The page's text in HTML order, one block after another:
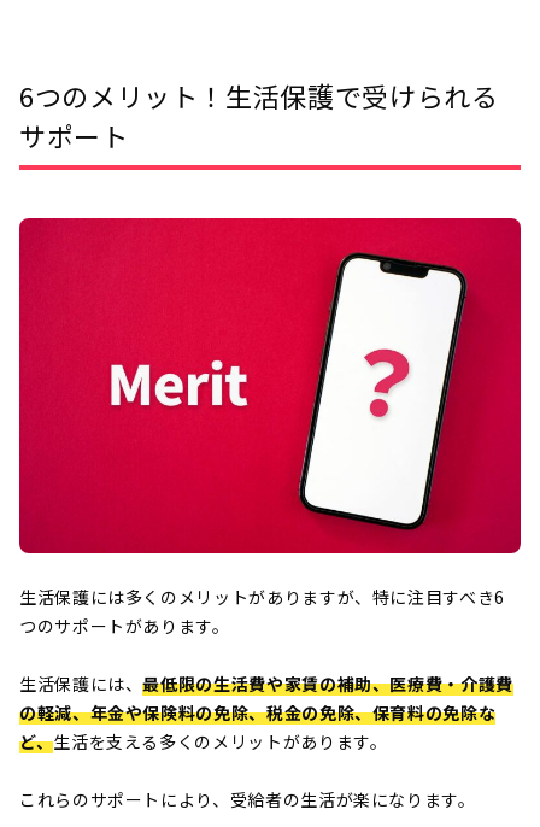
6つのメリット！生活保護で受けられる
サポート
生活保護には多くのメリットがありますが、特に注目すべき6
つのサポートがあります。
生活保護には、最低限の生活費や家賃の補助、医療費・介護費
の軽減、年金や保険料の免除、税金の免除、保育料の免除な
ど、生活を支える多くのメリットがあります。
これらのサポートにより、受給者の生活が楽になります。